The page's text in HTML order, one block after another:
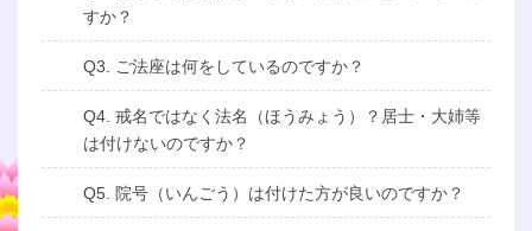
すか？
Q3. ご法座は何をしているのですか？
Q4. 戒名ではなく法名（ほうみょう）？居士・大姉等
は付けないのですか？
Q5. 院号（いんごう）は付けた方が良いのですか？